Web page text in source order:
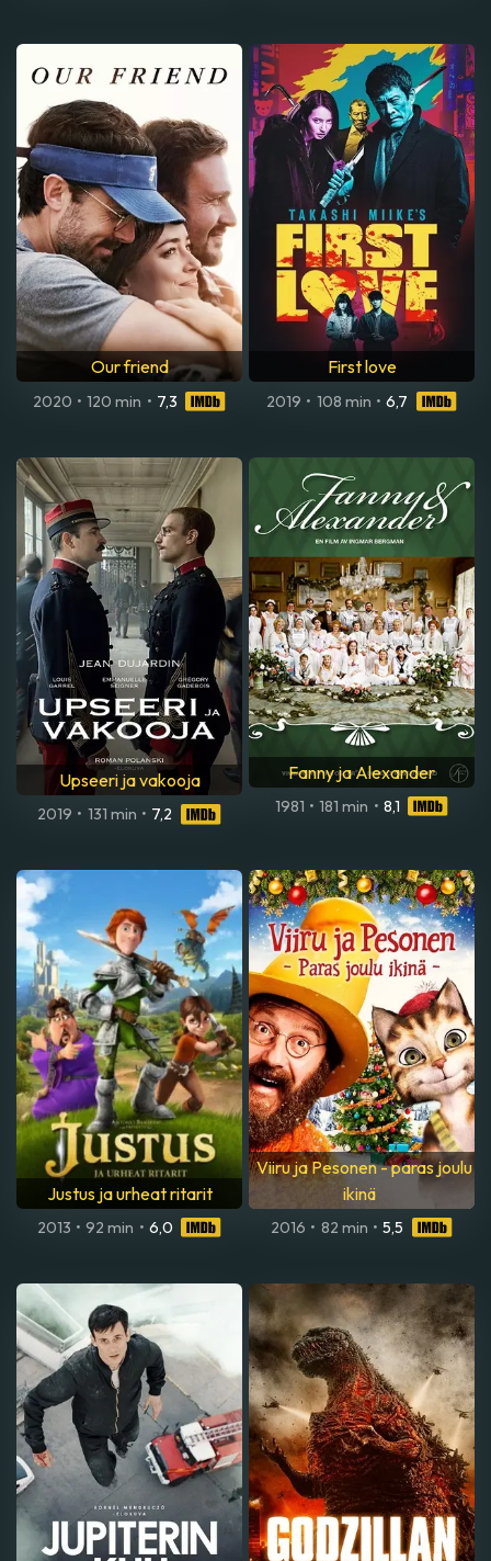
Our friend
2020 • 120 min • 7,3
First love
2019 • 108 min • 6,7
Upseeri ja vakooja
2019 • 131 min • 7,2
Fanny ja Alexander
1981 • 181 min • 8,1
Justus ja urheat ritarit
2013 • 92 min • 6,0
Viiru ja Pesonen - paras joulu
ikinä
2016 • 82 min • 5,5